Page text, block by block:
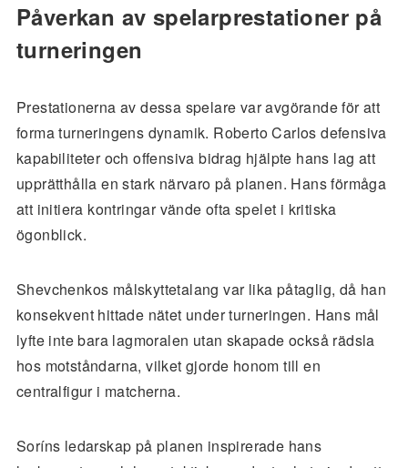
Påverkan av spelarprestationer på
turneringen
Prestationerna av dessa spelare var avgörande för att
forma turneringens dynamik. Roberto Carlos defensiva
kapabiliteter och offensiva bidrag hjälpte hans lag att
upprätthålla en stark närvaro på planen. Hans förmåga
att initiera kontringar vände ofta spelet i kritiska
ögonblick.
Shevchenkos målskyttetalang var lika påtaglig, då han
konsekvent hittade nätet under turneringen. Hans mål
lyfte inte bara lagmoralen utan skapade också rädsla
hos motståndarna, vilket gjorde honom till en
centralfigur i matcherna.
Soríns ledarskap på planen inspirerade hans